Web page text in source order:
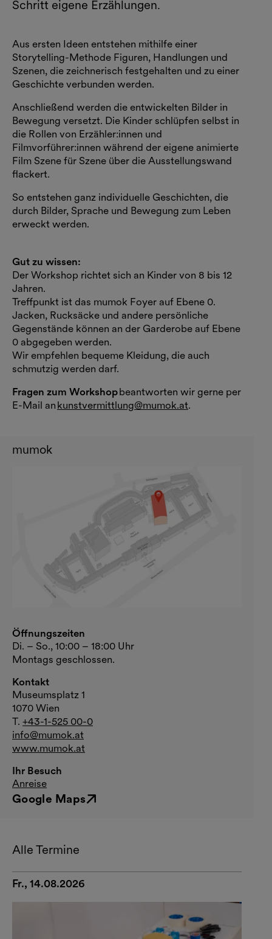
Schritt eigene Erzählungen.
Aus ersten Ideen entstehen mithilfe einer
Storytelling-Methode Figuren, Handlungen und
Szenen, die zeichnerisch festgehalten und zu einer
Geschichte verbunden werden.
Anschließend werden die entwickelten Bilder in
Bewegung versetzt. Die Kinder schlüpfen selbst in
die Rollen von Erzähler:innen und
Filmvorführer:innen während der eigene animierte
Film Szene für Szene über die Ausstellungswand
flackert.
So entstehen ganz individuelle Geschichten, die
durch Bilder, Sprache und Bewegung zum Leben
erweckt werden.
Gut zu wissen:
Der Workshop richtet sich an Kinder von 8 bis 12
Jahren.
Treffpunkt ist das mumok Foyer auf Ebene 0.
Jacken, Rucksäcke und andere persönliche
Gegenstände können an der Garderobe auf Ebene
0 abgegeben werden.
Wir empfehlen bequeme Kleidung, die auch
schmutzig werden darf.
Fragen zum Workshopbeantworten wir gerne per
E-Mail an kunstvermittlung@mumok.at.
mumok
Öffnungszeiten
Di. – So., 10:00 – 18:00 Uhr
Montags geschlossen.
Kontakt
Museumsplatz 1
1070 Wien
T. +43-1-525 00-0
info@mumok.at
www.mumok.at
Ihr Besuch
Anreise
Google Maps
Externer Link
Alle Termine
Fr., 14.08.2026